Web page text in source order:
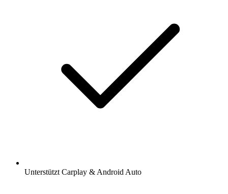
Unterstützt Carplay & Android Auto